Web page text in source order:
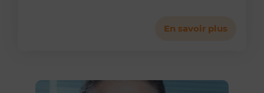
En savoir plus